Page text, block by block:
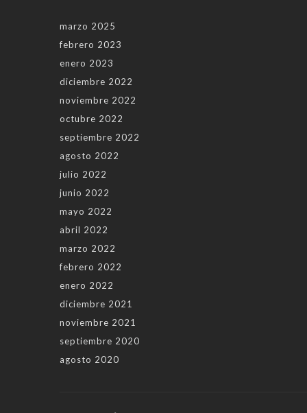
marzo 2025
febrero 2023
enero 2023
diciembre 2022
noviembre 2022
octubre 2022
septiembre 2022
agosto 2022
julio 2022
junio 2022
mayo 2022
abril 2022
marzo 2022
febrero 2022
enero 2022
diciembre 2021
noviembre 2021
septiembre 2020
agosto 2020